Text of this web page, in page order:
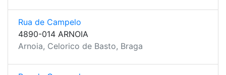
Rua de Campelo
4890-014 ARNOIA
Arnoia, Celorico de Basto, Braga